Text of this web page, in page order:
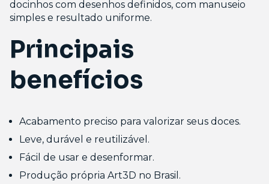
docinhos com desenhos definidos, com manuseio
simples e resultado uniforme.
Principais
benefícios
Acabamento preciso para valorizar seus doces.
Leve, durável e reutilizável.
Fácil de usar e desenformar.
Produção própria Art3D no Brasil.